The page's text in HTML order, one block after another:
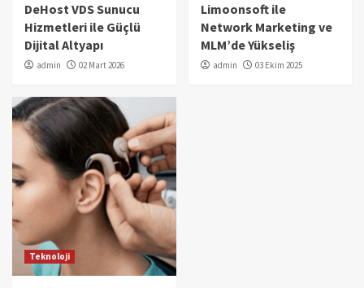
DeHost VDS Sunucu
Hizmetleri ile Güçlü
Dijital Altyapı
admin 02 Mart 2026
Limoonsoft ile
Network Marketing ve
MLM’de Yükseliş
admin 03 Ekim 2025
Teknoloji